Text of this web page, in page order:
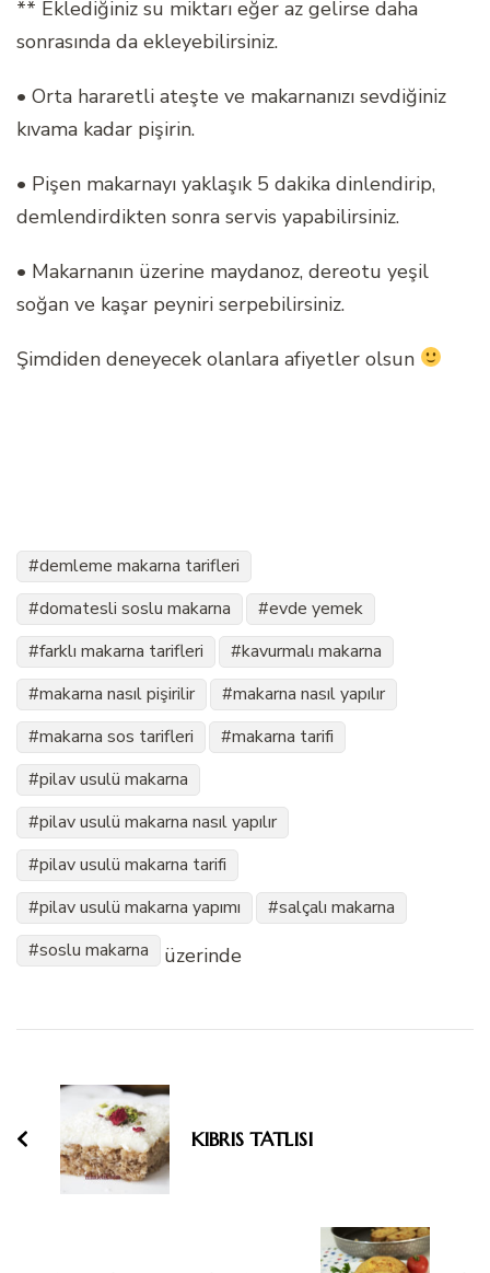
** Eklediğiniz su miktarı eğer az gelirse daha
sonrasında da ekleyebilirsiniz.
• Orta hararetli ateşte ve makarnanızı sevdiğiniz
kıvama kadar pişirin.
• Pişen makarnayı yaklaşık 5 dakika dinlendirip,
demlendirdikten sonra servis yapabilirsiniz.
• Makarnanın üzerine maydanoz, dereotu yeşil
soğan ve kaşar peyniri serpebilirsiniz.
Şimdiden deneyecek olanlara afiyetler olsun
demleme makarna tarifleri
domatesli soslu makarna
evde yemek
farklı makarna tarifleri
kavurmalı makarna
makarna nasıl pişirilir
makarna nasıl yapılır
makarna sos tarifleri
makarna tarifi
pilav usulü makarna
pilav usulü makarna nasıl yapılır
pilav usulü makarna tarifi
pilav usulü makarna yapımı
salçalı makarna
soslu makarna
üzerinde
dolaşımı
KIBRIS TATLISI